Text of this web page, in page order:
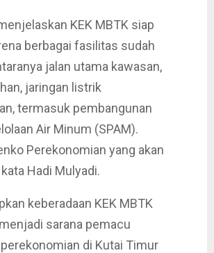
KEK MBTK siap
berbagai fasilitas sudah
jalan utama kawasan,
jaringan listrik
termasuk pembangunan
Air Minum (SPAM).
Perekonomian yang akan
Hadi Mulyadi.
keberadaan KEK MBTK
sarana pemacu
di Kutai Timur